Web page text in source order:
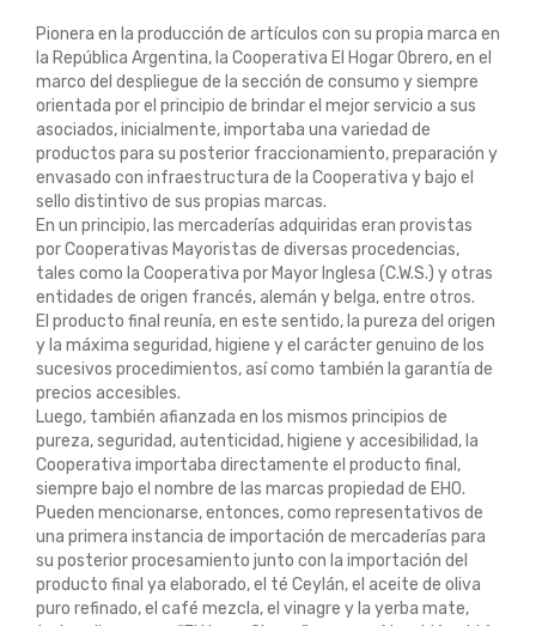
Pionera en la producción de artículos con su propia marca en
la República Argentina, la Cooperativa El Hogar Obrero, en el
marco del despliegue de la sección de consumo y siempre
orientada por el principio de brindar el mejor servicio a sus
asociados, inicialmente, importaba una variedad de
productos para su posterior fraccionamiento, preparación y
envasado con infraestructura de la Cooperativa y bajo el
sello distintivo de sus propias marcas.
En un principio, las mercaderías adquiridas eran provistas
por Cooperativas Mayoristas de diversas procedencias,
tales como la Cooperativa por Mayor Inglesa (C.W.S.) y otras
entidades de origen francés, alemán y belga, entre otros.
El producto final reunía, en este sentido, la pureza del origen
y la máxima seguridad, higiene y el carácter genuino de los
sucesivos procedimientos, así como también la garantía de
precios accesibles.
Luego, también afianzada en los mismos principios de
pureza, seguridad, autenticidad, higiene y accesibilidad, la
Cooperativa importaba directamente el producto final,
siempre bajo el nombre de las marcas propiedad de EHO.
Pueden mencionarse, entonces, como representativos de
una primera instancia de importación de mercaderías para
su posterior procesamiento junto con la importación del
producto final ya elaborado, el té Ceylán, el aceite de oliva
puro refinado, el café mezcla, el vinagre y la yerba mate,